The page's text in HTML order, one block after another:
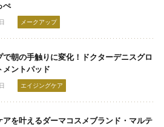
検索
ぺ
メークアップ
で朝の手触りに変化！ドクターデニスグロ
メントパッド
エイジングケア
アを叶えるダーマコスメブランド・マルテ